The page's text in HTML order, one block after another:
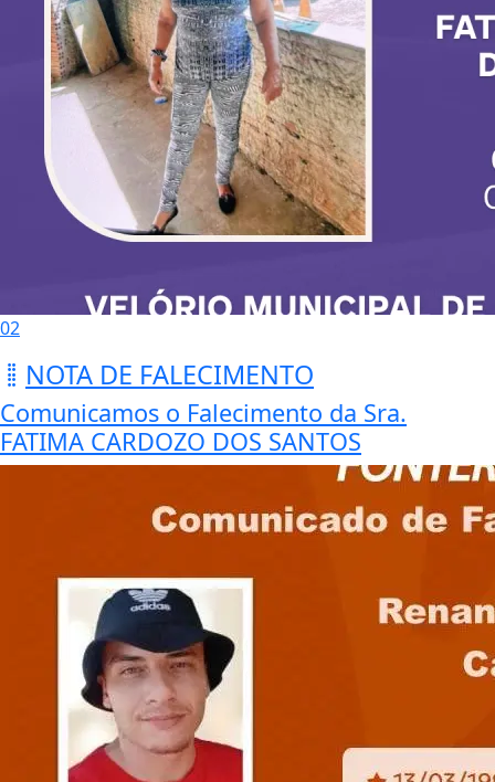
02
NOTA DE FALECIMENTO
Comunicamos o Falecimento da Sra.
FATIMA CARDOZO DOS SANTOS